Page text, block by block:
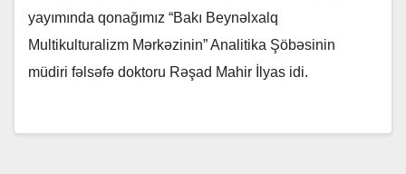
yayımında qonağımız “Bakı Beynəlxalq
Multikulturalizm Mərkəzinin” Analitika Şöbəsinin
müdiri fəlsəfə doktoru Rəşad Mahir İlyas idi.